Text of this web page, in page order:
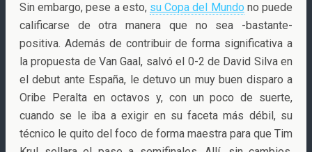
Sin embargo, pese a esto, su Copa del Mundo no puede
calificarse de otra manera que no sea -bastante-
positiva. Además de contribuir de forma significativa a
la propuesta de Van Gaal, salvó el 0-2 de David Silva en
el debut ante España, le detuvo un muy buen disparo a
Oribe Peralta en octavos y, con un poco de suerte,
cuando se le iba a exigir en su faceta más débil, su
técnico le quito del foco de forma maestra para que Tim